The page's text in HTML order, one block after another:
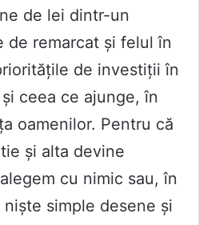
de lei dintr-un
de remarcat și felul în
de investiții în
ceea ce ajunge, în
oamenilor. Pentru că
și alta devine
cu nimic sau, în
simple desene și